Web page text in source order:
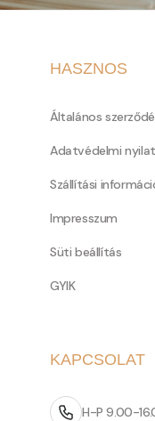
HASZNOS
Általános
Adatvédelmi
Szállítási
Impresszum
Süti beállítás
GYIK
KAPCSOLAT
H-P 9.00-